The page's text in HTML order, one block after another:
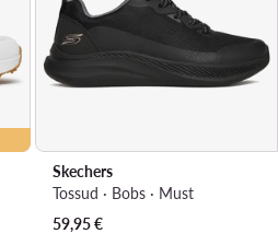
Skechers
Tossud · Bobs · Must
59,95€